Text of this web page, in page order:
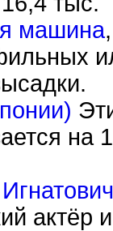
машина
на
актёр